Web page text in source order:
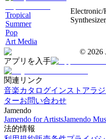
Tropical
Summer
Pop
Art Media
Electronic/
© 2026
アプリを入手
関連リンク
音楽カタログインストアラ
ターお問い合わせ
Jamendo
Jamendo for ArtistsJamendo
法的情報